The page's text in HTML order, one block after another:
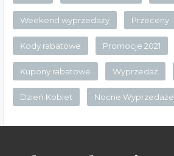
Weekend wyprzedaży Przeceny
Kody rabatowe Promocje 2021
Kupony rabatowe Wyprzedaż
Dzień Kobiet Nocne Wyprzedaże